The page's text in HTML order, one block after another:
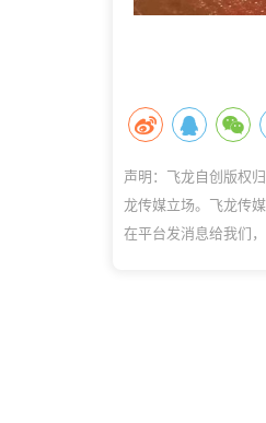
声明：飞龙自创版权
龙传媒立场。飞龙传
在平台发消息给我们